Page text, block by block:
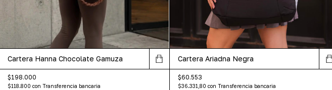
Cartera Hanna Chocolate Gamuza
$198.000
$118.800 con Transferencia bancaria
Cartera Ariadna Negra
$60.553
$36.331,80 con Transferencia bancaria